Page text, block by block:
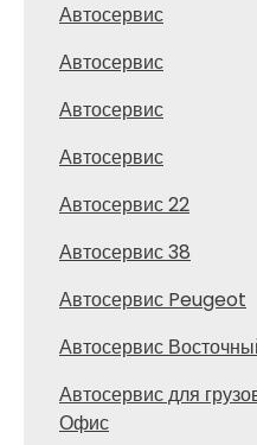
Автосервис
Автосервис
Автосервис
Автосервис
Автосервис 22
Автосервис 38
Автосервис Peugeot
Автосервис
Автосервис для
Офис